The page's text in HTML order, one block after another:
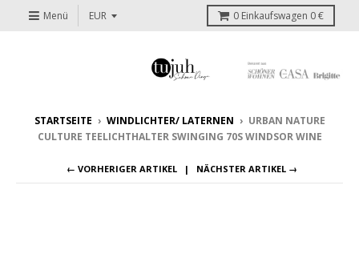
Menü 0 Einkaufswagen 0 €
STARTSEITE › WINDLICHTER/ LATERNEN › URBAN NATURE
CULTURE TEELICHTHALTER SWINGING 70S WINDSOR WINE
← VORHERIGER ARTIKEL NÄCHSTER ARTIKEL →